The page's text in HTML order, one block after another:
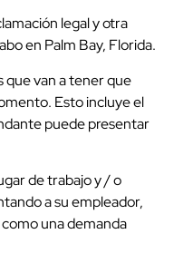
legal y otra
en Palm Bay, Florida.
que van a tener que
Esto incluye el
puede presentar
de trabajo y / o
a su empleador,
una demanda